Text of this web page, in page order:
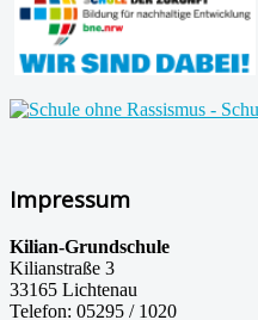
Impressum
Kilian-Grundschule
Kilianstraße 3
33165 Lichtenau
Telefon: 05295 / 1020